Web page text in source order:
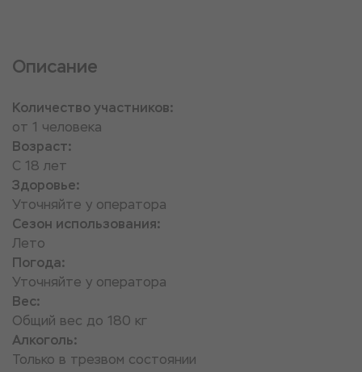
Описание
Количество участников:
от 1 человека
Возраст:
С 18 лет
Здоровье:
Уточняйте у оператора
Сезон использования:
Лето
Погода:
Уточняйте у оператора
Вес:
Общий вес до 180 кг
Алкоголь:
Только в трезвом состоянии